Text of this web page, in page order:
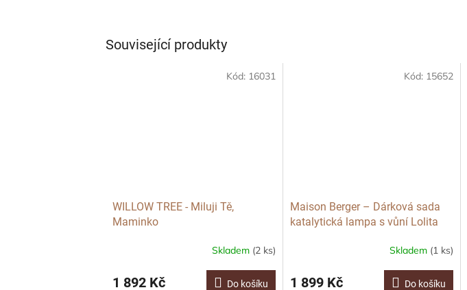
Související produkty
WILLOW TREE - Miluji Tě,
Maminko
Skladem (2 ks)
1 892 Kč Do košíku
Kód: 16031
Maison Berger – Dárková sada
katalytická lampa s vůní Lolita
Skladem (1 ks)
1 899 Kč Do košíku
Kód: 15652